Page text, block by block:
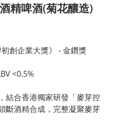
精啤酒(菊花釀造)
創企業大獎》 - 金鑽獎
<0.5%
結合香港獨家研發「麥芽控
斷酒精合成，完整凝聚麥芽